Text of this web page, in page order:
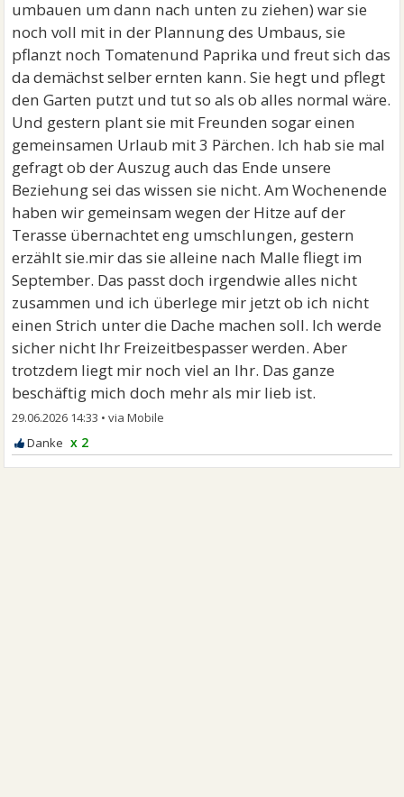
umbauen um dann nach unten zu ziehen) war sie
noch voll mit in der Plannung des Umbaus, sie
pflanzt noch Tomatenund Paprika und freut sich das
da demächst selber ernten kann. Sie hegt und pflegt
den Garten putzt und tut so als ob alles normal wäre.
Und gestern plant sie mit Freunden sogar einen
gemeinsamen Urlaub mit 3 Pärchen. Ich hab sie mal
gefragt ob der Auszug auch das Ende unsere
Beziehung sei das wissen sie nicht. Am Wochenende
haben wir gemeinsam wegen der Hitze auf der
Terasse übernachtet eng umschlungen, gestern
erzählt sie.mir das sie alleine nach Malle fliegt im
September. Das passt doch irgendwie alles nicht
zusammen und ich überlege mir jetzt ob ich nicht
einen Strich unter die Dache machen soll. Ich werde
sicher nicht Ihr Freizeitbespasser werden. Aber
trotzdem liegt mir noch viel an Ihr. Das ganze
beschäftig mich doch mehr als mir lieb ist.
29.06.2026 14:33 •
x 2